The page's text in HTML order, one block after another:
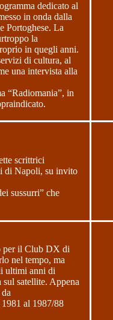
dedicato al
in onda dalla
Portoghese. La
la
in quegli anni.
di cultura, al
una intervista alla
“Radiomania”, in
scrittrici
di Napoli, su invito
sussurri” che
per il Club DX di
nel tempo, ma
ultimi anni di
sul satellite. Appena
al 1987/88